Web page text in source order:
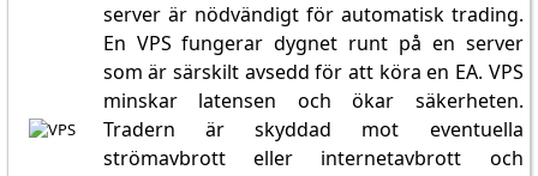
server är nödvändigt för automatisk trading.
En VPS fungerar dygnet runt på en server
som är särskilt avsedd för att köra en EA. VPS
minskar latensen och ökar säkerheten.
Tradern är skyddad mot eventuella
strömavbrott eller internetavbrott och